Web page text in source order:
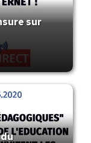
sur